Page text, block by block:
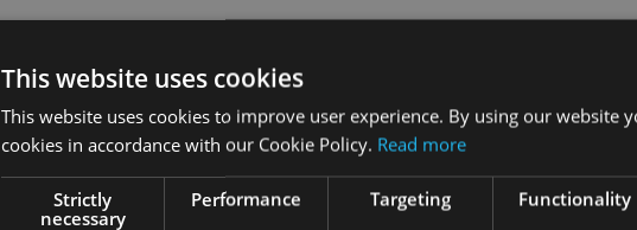
Назад
This website uses cookies
This website uses cookies to improve user experience. By using our website
cookies in accordance with our Cookie Policy. Read more
Strictly
necessary
Performance Targeting Functionality